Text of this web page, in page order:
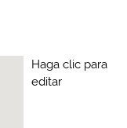
Haga clic para
editar